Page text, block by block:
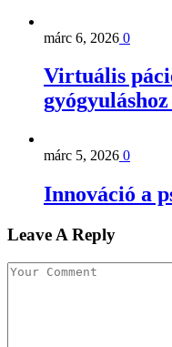
márc 6, 2026 0
Virtuális
márc 5, 2026 0
Innováció a
Leave A Reply